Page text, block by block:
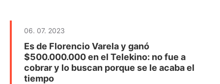
06. 07. 2023
Es de Florencio Varela y ganó
$500.000.000 en el Telekino: no fue a
cobrar y lo buscan porque se le acaba el
tiempo